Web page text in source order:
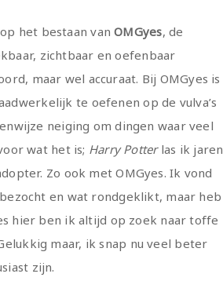
het bestaan vanOMGyes, de
zichtbaar en oefenbaar
maar wel accuraat. Bij OMGyes is
te oefenen op de vulva’s
neiging om dingen waar veel
wat het is; Harry Potterlas ik jaren
Zo ook met OMGyes. Ik vond
en wat rondgeklikt, maar heb
hier ben ik altijd op zoek naar toffe
maar, ik snap nu veel beter
zijn.